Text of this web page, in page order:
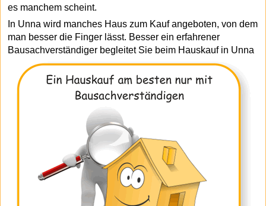
es manchem scheint.
In Unna wird manches Haus zum Kauf angeboten, von dem
man besser die Finger lässt. Besser ein erfahrener
Bausachverständiger begleitet Sie beim Hauskauf in Unna